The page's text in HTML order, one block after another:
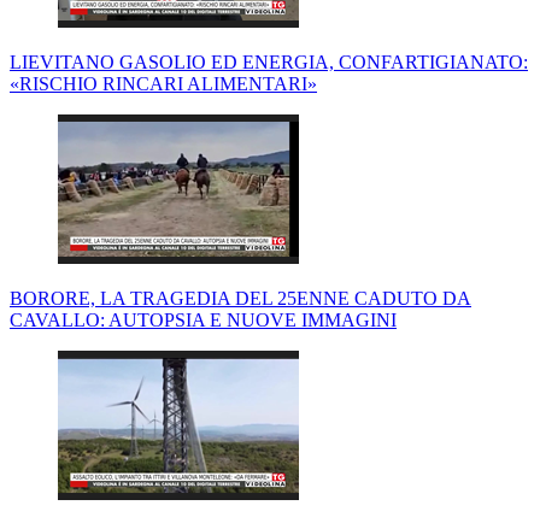
LIEVITANO GASOLIO ED ENERGIA, CONFARTIGIANATO:
«RISCHIO RINCARI ALIMENTARI»
BORORE, LA TRAGEDIA DEL 25ENNE CADUTO DA
CAVALLO: AUTOPSIA E NUOVE IMMAGINI